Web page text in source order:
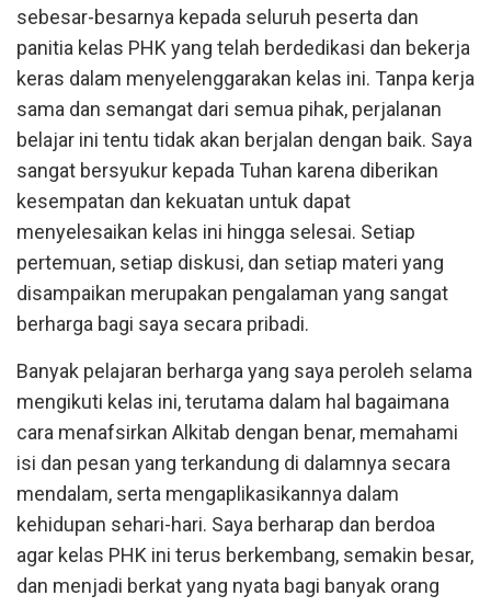
sebesar-besarnya kepada seluruh peserta dan
panitia kelas PHK yang telah berdedikasi dan bekerja
keras dalam menyelenggarakan kelas ini. Tanpa kerja
sama dan semangat dari semua pihak, perjalanan
belajar ini tentu tidak akan berjalan dengan baik. Saya
sangat bersyukur kepada Tuhan karena diberikan
kesempatan dan kekuatan untuk dapat
menyelesaikan kelas ini hingga selesai. Setiap
pertemuan, setiap diskusi, dan setiap materi yang
disampaikan merupakan pengalaman yang sangat
berharga bagi saya secara pribadi.
Banyak pelajaran berharga yang saya peroleh selama
mengikuti kelas ini, terutama dalam hal bagaimana
cara menafsirkan Alkitab dengan benar, memahami
isi dan pesan yang terkandung di dalamnya secara
mendalam, serta mengaplikasikannya dalam
kehidupan sehari-hari. Saya berharap dan berdoa
agar kelas PHK ini terus berkembang, semakin besar,
dan menjadi berkat yang nyata bagi banyak orang